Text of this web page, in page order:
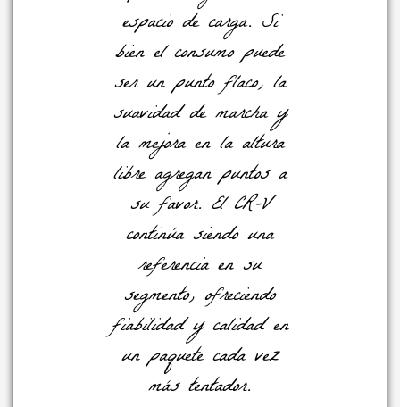
espacio de carga. Si
bien el consumo puede
ser un punto flaco, la
suavidad de marcha y
la mejora en la altura
libre agregan puntos a
su favor. El CR-V
continúa siendo una
referencia en su
segmento, ofreciendo
fiabilidad y calidad en
un paquete cada vez
más tentador.